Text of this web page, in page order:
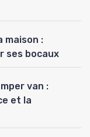
maison :
ses bocaux
van :
et la